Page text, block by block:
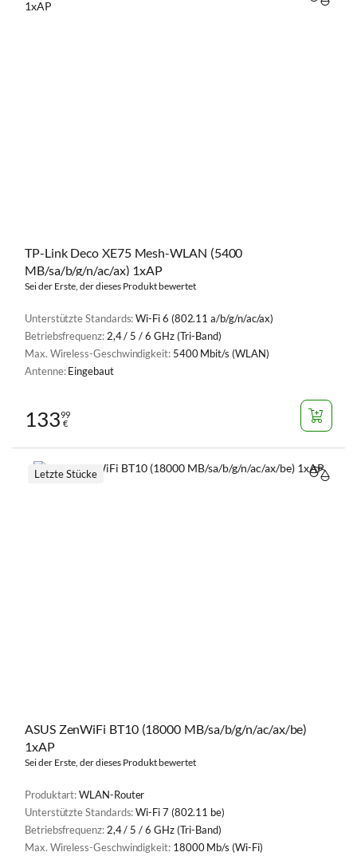
TP-Link Deco XE75 Mesh-WLAN (5400
MB/sa/b/g/n/ac/ax) 1xAP
Sei der Erste, der dieses Produkt bewertet
Unterstützte Standards:Wi-Fi 6 (802.11 a/b/g/n/ac/ax)
Betriebsfrequenz:2,4 / 5 / 6 GHz (Tri-Band)
Max. Wireless-Geschwindigkeit: 5400 Mbit/s (WLAN)
Antenne:Eingebaut
13399
€
ASUS ZenWiFi BT10 (18000 MB/sa/b/g/n/ac/ax/be)
1xAP
Sei der Erste, der dieses Produkt bewertet
Produktart:WLAN-Router
Unterstützte Standards:Wi-Fi 7 (802.11 be)
Betriebsfrequenz: 2,4 / 5 / 6 GHz (Tri-Band)
Max. Wireless-Geschwindigkeit: 18000 Mb/s (Wi-Fi)
Letzte Stücke